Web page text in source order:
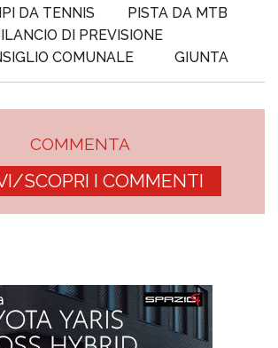
DA TENNIS
PISTA DA MTB
DI PREVISIONE
COMUNALE
GIUNTA
COMMENTA
SCOPRI I COMMENTI